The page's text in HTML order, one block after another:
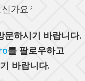
가요?
문하시기 바랍니다.
를 팔로우하고
바랍니다.